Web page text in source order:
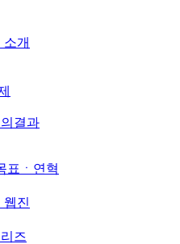
개
결과
표ㆍ연혁
웹진
즈